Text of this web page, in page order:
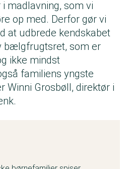
madlavning, som vi
op med. Derfor gør vi
at udbrede kendskabet
bælgfrugtsret, som er
ikke mindst
familiens yngste
Winni Grosbøll, direktør i